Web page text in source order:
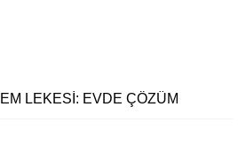
LEKESI: EVDE ÇÖZÜM